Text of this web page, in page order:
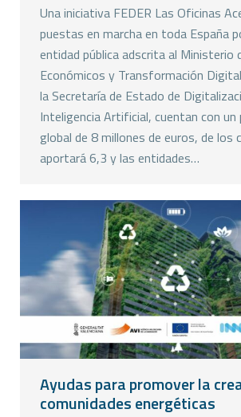
Una iniciativa FEDER Las Oficinas
puestas en marcha en toda España
entidad pública adscrita al Ministerio
Económicos y Transformación
la Secretaría de Estado de
Inteligencia Artificial, cuentan con
global de 8 millones de euros, de los
aportará 6,3 y las entidades…
Ayudas para promover la
comunidades energéticas